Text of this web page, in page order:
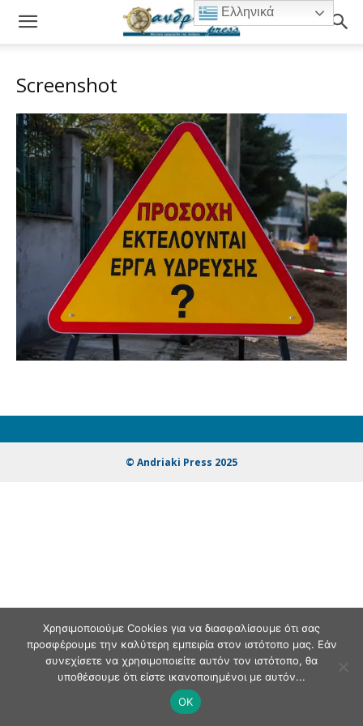
Screenshot
© Andriaki Press 2025
Ελληνικά
Χρησιμοποιούμε Cookies για να διασφαλίσουμε ότι σας
προσφέρουμε την καλύτερη εμπειρία στον ιστότοπο μας. Εάν
συνεχίσετε να χρησιμοποιείτε αυτόν τον ιστότοπο, θα
υποθέσουμε ότι είστε ικανοποιημένοι με αυτόν...
OK